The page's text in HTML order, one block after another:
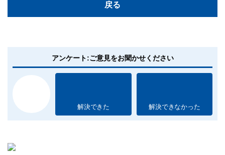
戻る
アンケート:ご意見をお聞かせください
解決できた 解決できなかった